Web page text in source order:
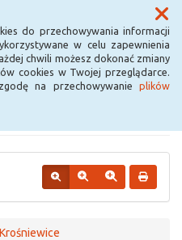
do przechowywania informacji
w celu zapewnienia
chwili możesz dokonać zmiany
cookies w Twojej przeglądarce.
na przechowywanie plików
Menu
w